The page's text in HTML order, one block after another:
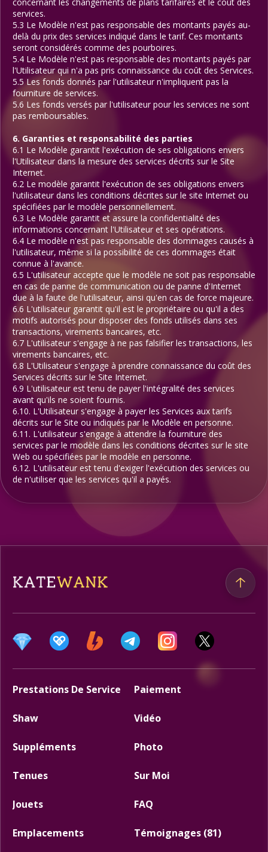
services.
5.3 Le Modèle n'est pas responsable des montants payés au-
delà du prix des services indiqué dans le tarif. Ces montants
seront considérés comme des pourboires.
5.4 Le Modèle n'est pas responsable des montants payés par
l'Utilisateur qui n'a pas pris connaissance du coût des Services.
5.5 Les fonds donnés par l'utilisateur n'impliquent pas la
fourniture de services.
5.6 Les fonds versés par l'utilisateur pour les services ne sont
pas remboursables.
6. Garanties et responsabilité des parties
6.1 Le Modèle garantit l'exécution de ses obligations envers
l'Utilisateur dans la mesure des services décrits sur le Site
Internet.
6.2 Le modèle garantit l'exécution de ses obligations envers
l'utilisateur dans les conditions décrites sur le site Internet ou
spécifiées par le modèle personnellement.
6.3 Le Modèle garantit et assure la confidentialité des
informations concernant l'Utilisateur et ses opérations.
6.4 Le modèle n'est pas responsable des dommages causés à
l'utilisateur, même si la possibilité de ces dommages était
connue à l'avance.
6.5 L'utilisateur accepte que le modèle ne soit pas responsable
en cas de panne de communication ou de panne d'Internet
due à la faute de l'utilisateur, ainsi qu'en cas de force majeure.
6.6 L'utilisateur garantit qu'il est le propriétaire ou qu'il a des
motifs autorisés pour disposer des fonds utilisés dans ses
transactions, virements bancaires, etc.
6.7 L'utilisateur s'engage à ne pas falsifier les transactions, les
virements bancaires, etc.
6.8 L'Utilisateur s'engage à prendre connaissance du coût des
Services décrits sur le Site Internet.
6.9 L'utilisateur est tenu de payer l'intégralité des services
avant qu'ils ne soient fournis.
6.10. L'Utilisateur s'engage à payer les Services aux tarifs
décrits sur le Site ou indiqués par le Modèle en personne.
6.11. L'utilisateur s'engage à attendre la fourniture des
services par le modèle dans les conditions décrites sur le site
Web ou spécifiées par le modèle en personne.
6.12. L'utilisateur est tenu d'exiger l'exécution des services ou
de n'utiliser que les services qu'il a payés.
Prestations De Service
Shaw
Suppléments
Paiement
Vidéo
Photo
Tenues
Jouets
Emplacements
Sur Moi
FAQ
Témoignages (81)